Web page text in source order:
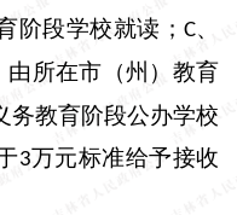
阶段学校就读； C、
所在市（州）教育
务教育阶段公办学校
3万元标准给予接收